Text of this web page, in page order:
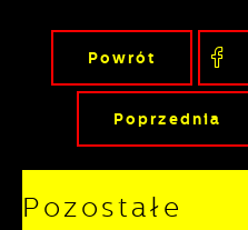
Powrót
Poprzednia
Pozostałe